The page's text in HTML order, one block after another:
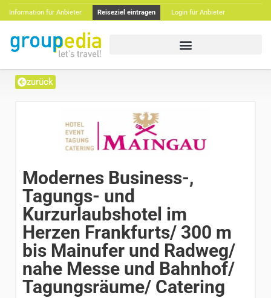
Information für Anbieter Reiseziel eintragen Login für Anbieter
zurück
Modernes Business-,
Tagungs- und
Kurzurlaubshotel im
Herzen Frankfurts/ 300 m
bis Mainufer und Radweg/
nahe Messe und Bahnhof/
Tagungsräume/ Catering